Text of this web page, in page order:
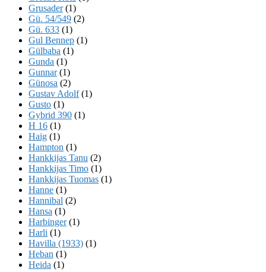
Grusader(1)
Gü. 54/549 (2)
Gü. 633 (1)
Gul Bennep (1)
Gülbaba (1)
Gunda (1)
Gunnar(1)
Günosa (2)
Gustav Adolf(1)
Gusto (1)
Gybrid 390 (1)
H 16 (1)
Haig (1)
Hampton (1)
Hankkijas Tanu (2)
Hankkijas Timo (1)
Hankkijas Tuomas (1)
Hanne (1)
Hannibal (2)
Hansa (1)
Harbinger(1)
Harli (1)
Havilla (1933) (1)
Heban (1)
Heida (1)